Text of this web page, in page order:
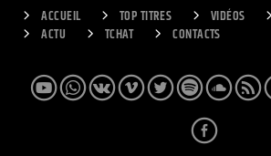
ACCUEIL TOP TITRES VIDÉOS
ACTU
TCHAT CONTACTS